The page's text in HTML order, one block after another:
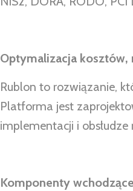
Optymalizacja kosztów,
Rublon to rozwiązanie,
Platforma jest
implementacji i
Komponenty